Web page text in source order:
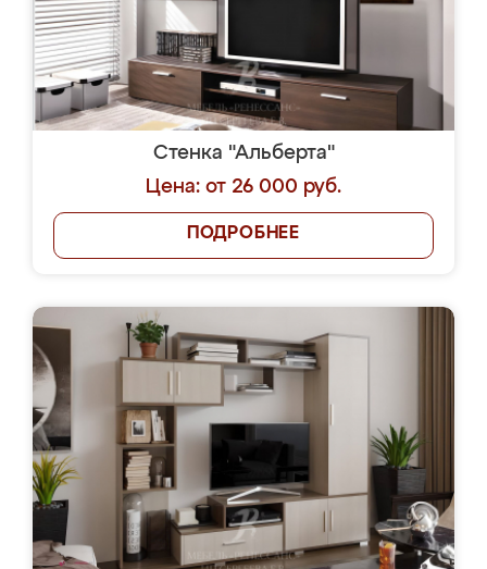
Стенка "Альберта"
Цена: от 26 000 руб.
ПОДРОБНЕЕ